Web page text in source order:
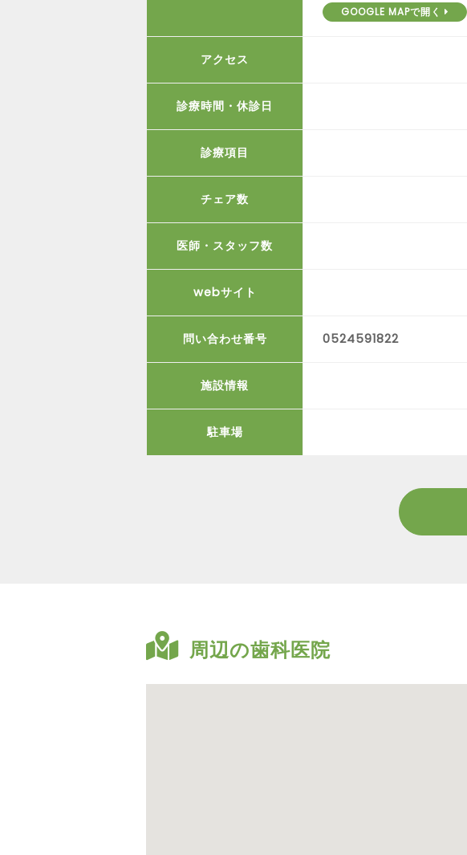
GOOGLE MAPで開く
アクセス
診療時間・休診日
診療項目
チェア数
医師・スタッフ数
webサイト
問い合わせ番号 0524591822
施設情報
駐車場
周辺の歯科医院